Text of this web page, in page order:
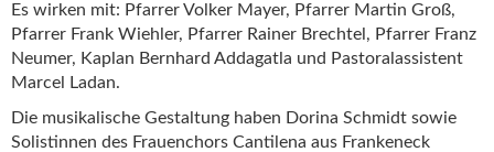
Es wirken mit: Pfarrer Volker Mayer, Pfarrer Martin Groß,
Pfarrer Frank Wiehler, Pfarrer Rainer Brechtel, Pfarrer Franz
Neumer, Kaplan Bernhard Addagatla und Pastoralassistent
Marcel Ladan.
Die musikalische Gestaltung haben Dorina Schmidt sowie
Solistinnen des Frauenchors Cantilena aus Frankeneck